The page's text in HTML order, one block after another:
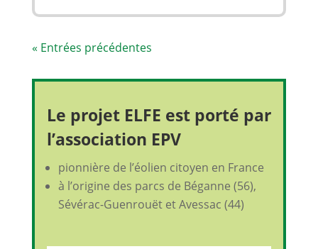
« Entrées précédentes
Le projet ELFE est porté par
l’association EPV
pionnière de l’éolien citoyen en France
à l’origine des parcs de Béganne (56),
Sévérac-Guenrouët et Avessac (44)